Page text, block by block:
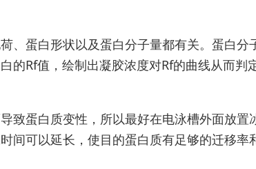
、蛋白形状以及蛋白分子量都有关。蛋白分
的Rf值，绘制出凝胶浓度对Rf的曲线从而判
致蛋白质变性，所以最好在电泳槽外面放置
间可以延长，使目的蛋白质有足够的迁移率